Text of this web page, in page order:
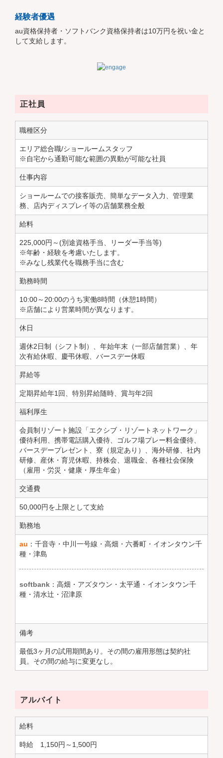
経験者優遇
au資格保持者・ソフトバンク資格保持者は10万円を祝い金と
して支給します。
正社員
職種区分
エリア総合職/ショールームスタッフ
※自宅から通勤可能な範囲の異動が可能な社員
仕事内容
ショールームでの接客販売、簡単なデータ入力、管理業
務、店内ディスプレイ等の店舗業務全般
給料
225,000円～(別途資格手当、リーダー手当等)
※年齢・経験を考慮いたします。
※みなし残業代を職務手当に含む
勤務時間
10:00～20:00のうち実働8時間（休憩1時間）
※店舗により営業時間が異なります。
休日
週休2日制（シフト制）、年始年末（一部店舗営業）、年
次有給休暇、慶弔休暇、バースデー休暇
昇給等
定期昇給年1回、特別昇給随時、賞与年2回
福利厚生
会員制リゾート施設「エクシブ・リゾートネットワーク」
優待利用、携帯電話購入優待、ゴルフ場プレー料金優待、
バースデープレゼント、寮（規定あり）、海外研修、社内
研修、産休・育児休暇、持株会、退職金、各種社会保険
（雇用・労災・健康・厚生年金）
交通費
50,000円を上限として支給
勤務地
au ：千音寺・中川一号線・高畑・六番町・イオンタウン千
種・津島
softbank ：高畑・アズタウン・太平通・イオンタウン千
種・清水辻・沼津原
備考
最低3ヶ月の試用期間あり。その間の雇用形態は契約社
員。その間の給与に変更なし。
アルバイト
給料
時給 1,150円～1,500円